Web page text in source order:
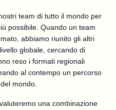
team di tutto il mondo per
possibile. Quando un team
abbiamo riunito gli altri
globale, cercando di
reso i formati regionali
al contempo un percorso
mondo.
una combinazione